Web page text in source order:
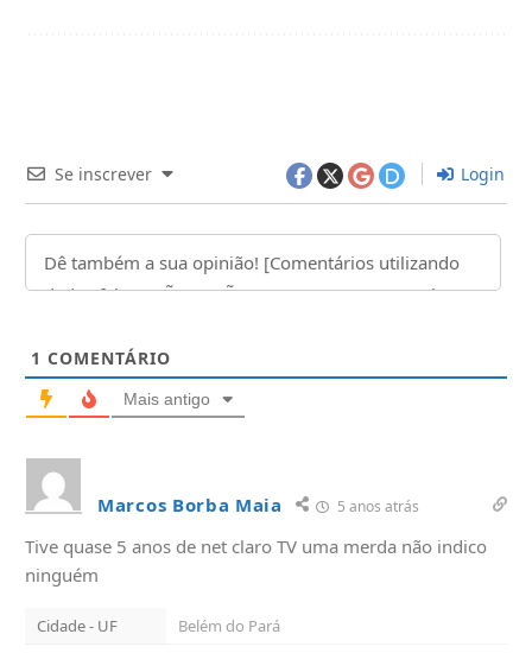
Se inscrever Login
1 COMENTÁRIO
Mais antigo
Marcos Borba Maia 5 anos atrás
Tive quase 5 anos de net claro TV uma merda não indico
ninguém
Cidade - UF Belém do Pará